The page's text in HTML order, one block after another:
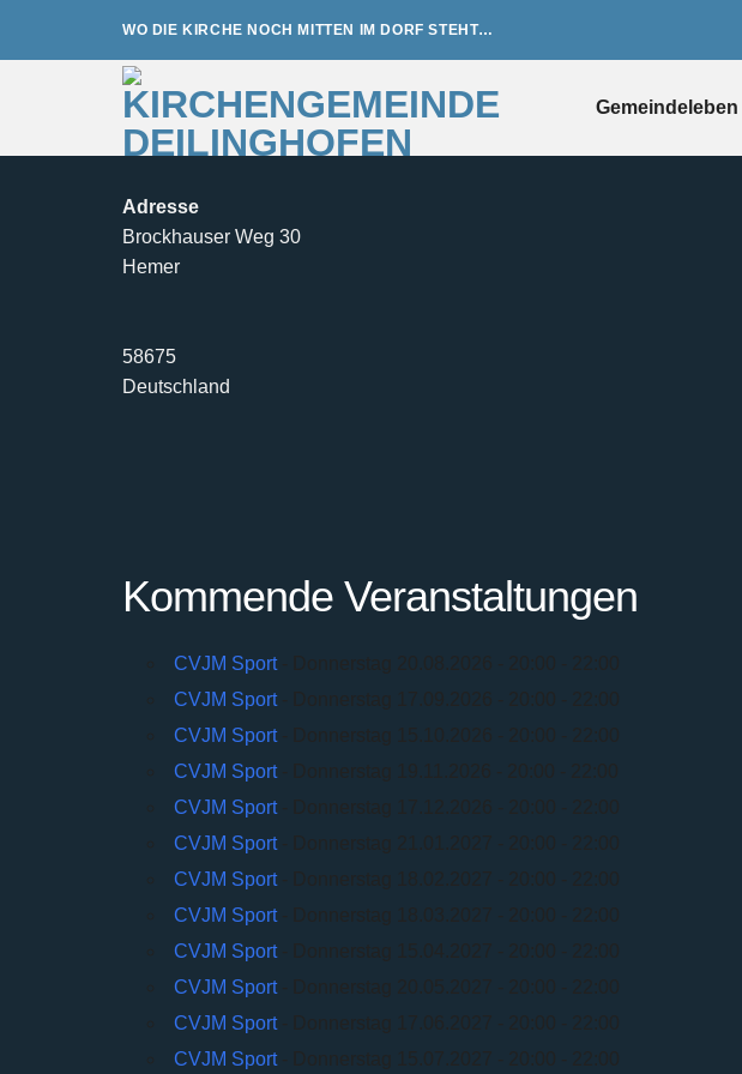
WO DIE KIRCHE NOCH MITTEN IM DORF STEHT…
Gemeindeleben
Adresse
Brockhauser Weg 30
Hemer
58675
Deutschland
Kommende Veranstaltungen
CVJM Sport- Donnerstag 20.08.2026 - 20:00 - 22:00
CVJM Sport- Donnerstag 17.09.2026 - 20:00 - 22:00
CVJM Sport- Donnerstag 15.10.2026 - 20:00 - 22:00
CVJM Sport- Donnerstag 19.11.2026 - 20:00 - 22:00
CVJM Sport- Donnerstag 17.12.2026 - 20:00 - 22:00
CVJM Sport- Donnerstag 21.01.2027 - 20:00 - 22:00
CVJM Sport- Donnerstag 18.02.2027 - 20:00 - 22:00
CVJM Sport- Donnerstag 18.03.2027 - 20:00 - 22:00
CVJM Sport- Donnerstag 15.04.2027 - 20:00 - 22:00
CVJM Sport- Donnerstag 20.05.2027 - 20:00 - 22:00
CVJM Sport- Donnerstag 17.06.2027 - 20:00 - 22:00
CVJM Sport- Donnerstag 15.07.2027 - 20:00 - 22:00